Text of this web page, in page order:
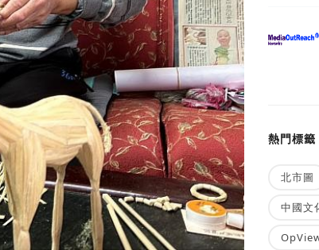
熱門標籤
北市圖
中國文